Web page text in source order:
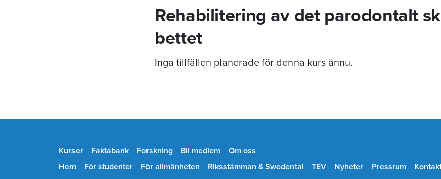
Rehabilitering av det parodontalt
bettet
Inga tillfällen planerade för denna kurs ännu.
Kurser Faktabank Forskning Bli medlem
Om oss
Hem
För studenter För allmänheten Riksstämman & Swedental TEV Nyheter Pressrum